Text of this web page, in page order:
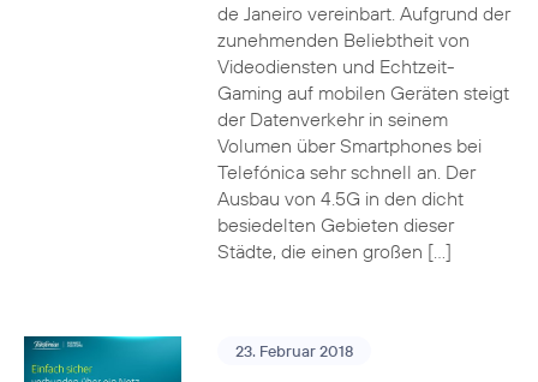
de Janeiro vereinbart. Aufgrund der
zunehmenden Beliebtheit von
Videodiensten und Echtzeit-
Gaming auf mobilen Geräten steigt
der Datenverkehr in seinem
Volumen über Smartphones bei
Telefónica sehr schnell an. Der
Ausbau von 4.5G in den dicht
besiedelten Gebieten dieser
Städte, die einen großen […]
23. Februar 2018